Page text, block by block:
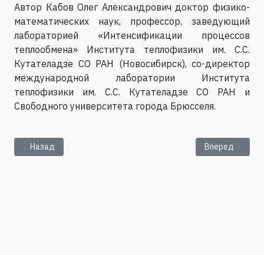
Автор Кабов Олег Александрович доктор физико-
математических наук, профессор, заведующий
лабораторией «Интенсификации процессов
теплообмена» Института теплофизики им. С.С.
Кутателадзе СО РАН (Новосибирск), со-директор
международной лаборатории Института
теплофизики им. С.С. Кутателадзе СО РАН и
Свободного университета города Брюсселя.
Предыдущий: Представление диссертации Кривилева
Назад Следующий:
Вперед